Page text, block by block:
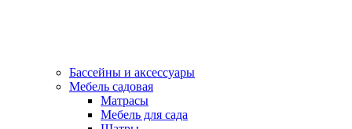
Бассейны и аксессуары
Мебель садовая
Матрасы
Мебель для сада